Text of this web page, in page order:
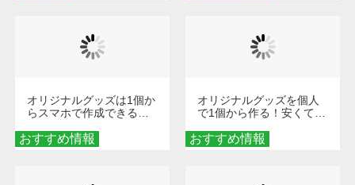
おすすめ情報
オリジナルグッズは1個か
らスマホで作成できる！
くなる巾着＆ポーチ活用
術
おすすめ情報
オリジナルグッズを個人
で1個から作る！安くて簡
秘訣